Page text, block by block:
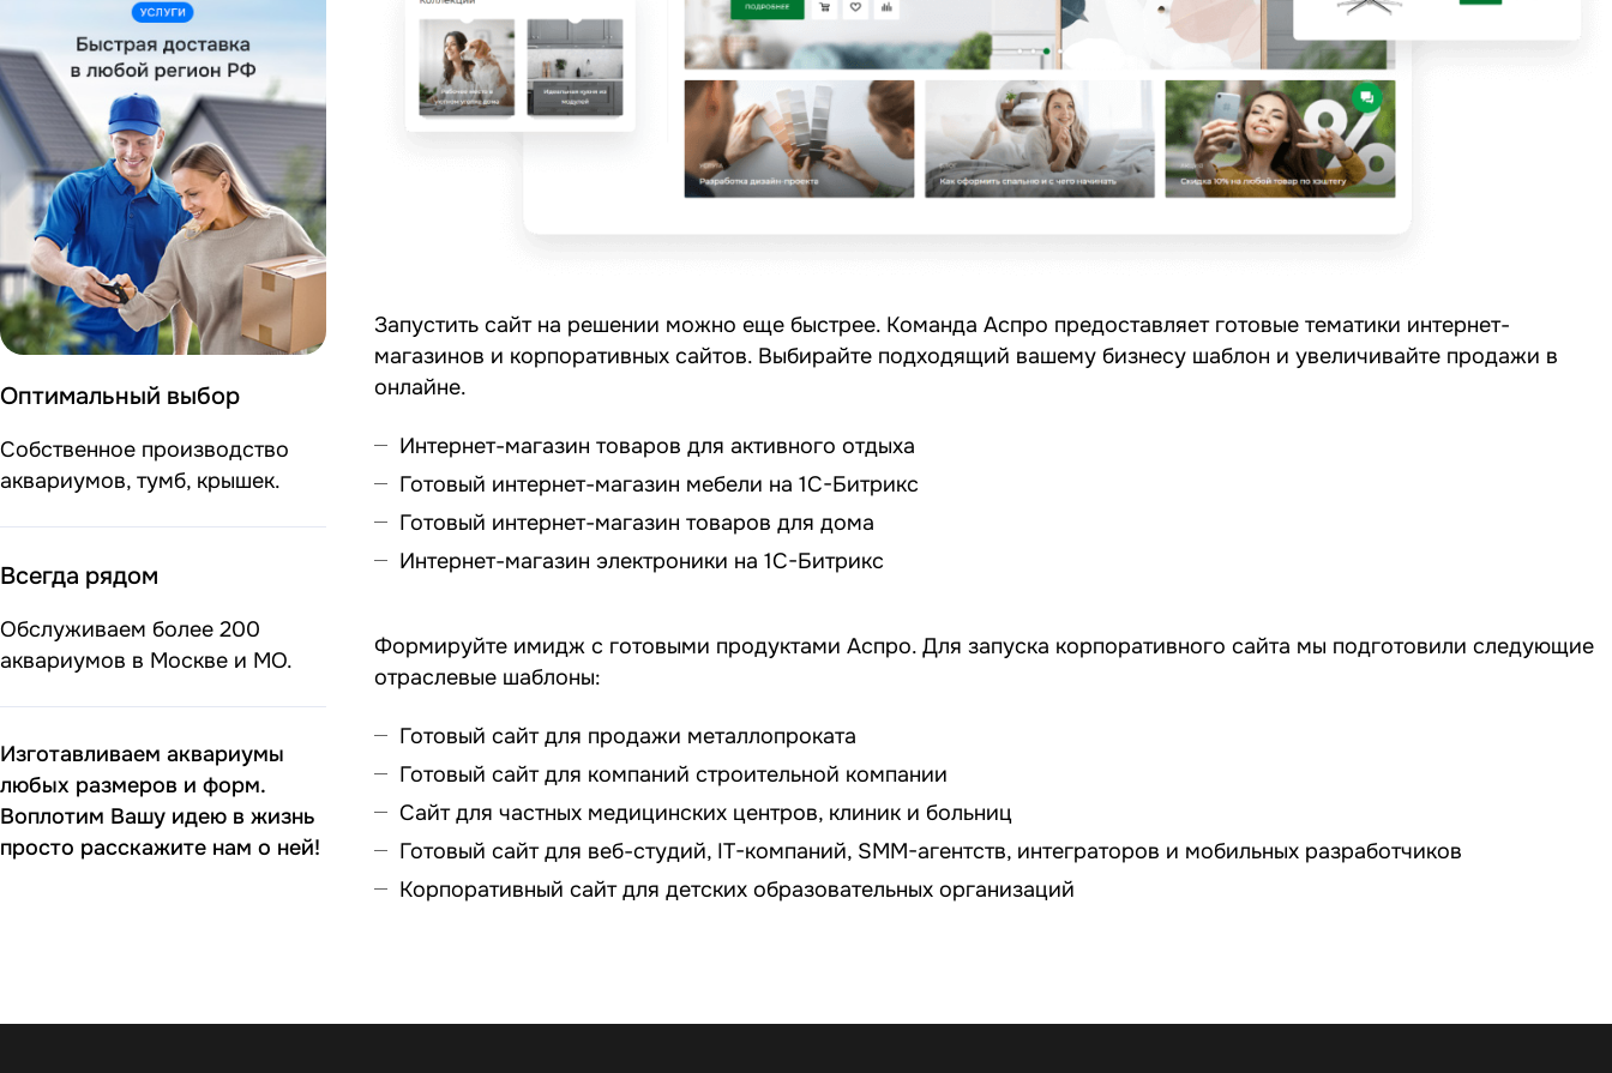
Запустить сайт на решении можно еще быстрее. Команда Аспро предоставляет готовые тематики интернет-
магазинов и корпоративных сайтов. Выбирайте подходящий вашему бизнесу шаблон и увеличивайте продажи в
онлайне.
Интернет-магазин товаров для активного отдыха
Готовый интернет-магазин мебели на 1С-Битрикс
Готовый интернет-магазин товаров для дома
Интернет-магазин электроники на 1С-Битрикс
Формируйте имидж с готовыми продуктами Аспро. Для запуска корпоративного сайта мы подготовили следующие
отраслевые шаблоны:
Готовый сайт для продажи металлопроката
Готовый сайт для компаний строительной компании
Сайт для частных медицинских центров, клиник и больниц
Готовый сайт для веб-студий, IT-компаний, SMM-агентств, интеграторов и мобильных разработчиков
Корпоративный сайт для детских образовательных организаций
Оптимальный выбор
Собственное производство
аквариумов, тумб, крышек.
Всегда рядом
Обслуживаем более 200
аквариумов в Москве и МО.
Изготавливаем аквариумы
любых размеров и форм.
Воплотим Вашу идею в жизнь
просто расскажите нам о ней!